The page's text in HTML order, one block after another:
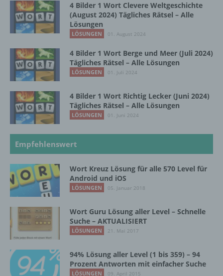
4 Bilder 1 Wort Clevere Weltgeschichte
(August 2024) Tägliches Rätsel – Alle
Lösungen
LÖSUNGEN 01. August 2024
4 Bilder 1 Wort Berge und Meer (Juli 2024)
Tägliches Rätsel – Alle Lösungen
LÖSUNGEN 01. Juli 2024
4 Bilder 1 Wort Richtig Lecker (Juni 2024)
Tägliches Rätsel – Alle Lösungen
LÖSUNGEN 01. Juni 2024
Empfehlenswert
Wort Kreuz Lösung für alle 570 Level für
Android und iOS
LÖSUNGEN 05. Januar 2018
Wort Guru Lösung aller Level – Schnelle
Suche – AKTUALISIERT
LÖSUNGEN 21. Mai 2017
94% Lösung aller Level (1 bis 359) – 94
Prozent Antworten mit einfacher Suche
LÖSUNGEN 09. April 2015
vorherzusagen.
f) Pseudonymisierung
Pseudonymisierung ist die Verarbeitung
personenbezogener Daten in einer Weise,
auf welche die personenbezogenen Daten
ohne Hinzuziehung zusätzlicher
Informationen nicht mehr einer spezifischen
betroffenen Person zugeordnet werden
können, sofern diese zusätzlichen
Informationen gesondert aufbewahrt werden
und technischen und organisatorischen
Maßnahmen unterliegen, die gewährleisten,
dass die personenbezogenen Daten nicht
einer identifizierten oder identifizierbaren
natürlichen Person zugewiesen werden.
g) Verantwortlicher oder für die Verarbeitung
Verantwortlicher
Verantwortlicher oder für die Verarbeitung
Verantwortlicher ist die natürliche oder
juristische Person, Behörde, Einrichtung